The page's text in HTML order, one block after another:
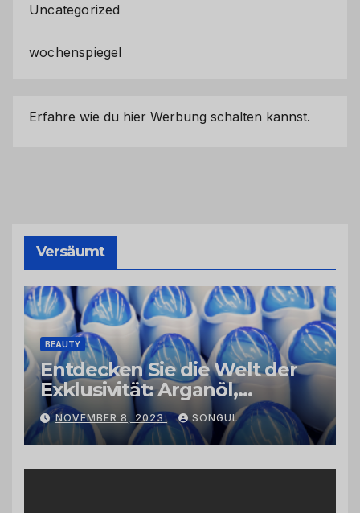
Uncategorized
wochenspiegel
Erfahre wie du hier Werbung schalten kannst.
Versäumt
BEAUTY
Entdecken Sie die Welt der
Exklusivität: Arganöl,
Kaktusfeigenkernöl und
Schwarzkümmelöl von
vertrauenswürdigen
Großhändlern und Anbietern
NOVEMBER 8, 2023 SONGUL